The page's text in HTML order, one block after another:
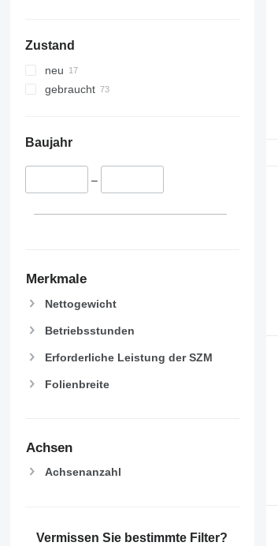
Zustand
neu
gebraucht
Baujahr
–
Merkmale
Nettogewicht
Betriebsstunden
Erforderliche Leistung der SZM
Folienbreite
Achsen
Achsenanzahl
Vermissen Sie bestimmte Filter?